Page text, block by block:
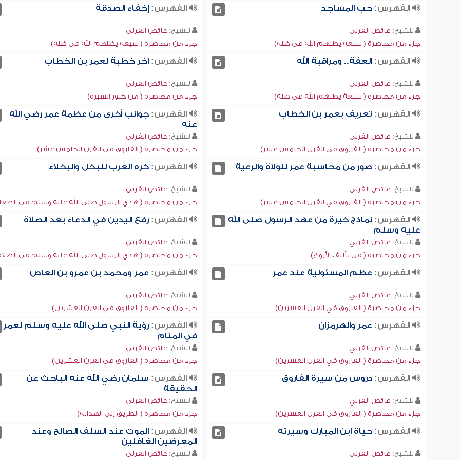
الفهرس:حب المساجد
للشيخ: عائض القرني
جزء من محاضرة ( سبعة يظلهم الله في ظله)
الفهرس: إخفاء الصدقة
للشيخ: عائض القرني
جزء من محاضرة ( سبعة يظلهم الله في ظله)
الفهرس:العفة.. ومراقبة الله
للشيخ: عائض القرني
جزء من محاضرة ( سبعة يظلهم الله في ظله)
الفهرس: آخر خطبة لعمر بن الخطاب
للشيخ: عائض القرني
جزء من محاضرة ( من كنوز السيرة)
الفهرس: تعريف بعمر بن الخطاب
للشيخ: عائض القرني
جزء من محاضرة ( الفاروق في القرن الخامس عشر)
الفهرس: جوانب أخرى من عظمة عمر رضي الله
عنه
للشيخ: عائض القرني
جزء من محاضرة ( الفاروق في القرن الخامس عشر)
الفهرس: صور من محاسبة عمر للولاة والرعية
للشيخ: عائض القرني
جزء من محاضرة ( الفاروق في القرن الخامس عشر)
الفهرس: كره العرب للبخل والبخلاء
للشيخ: عائض القرني
جزء من محاضرة ( هدي الرسول صلى الله عليه وسلم في
الفهرس:نماذج خيرة من عهد الرسول صلى الله
عليه وسلم
للشيخ: عائض القرني
جزء من محاضرة ( فن تأليف الأرواح)
الفهرس: رفع اليدين في الدعاء بعد الصلاة
للشيخ: عائض القرني
جزء من محاضرة ( هدي الرسول صلى الله عليه وسلم في
الفهرس: عظم المسئولية عند عمر
للشيخ: عائض القرني
جزء من محاضرة ( الفاروق في القرن العشرين)
الفهرس: عمر ومحمد بن عمرو بن العاص
للشيخ: عائض القرني
جزء من محاضرة ( الفاروق في القرن العشرين)
الفهرس: عمر والهرمزان
للشيخ: عائض القرني
جزء من محاضرة ( الفاروق في القرن العشرين)
الفهرس: رؤية النبي صلى الله عليه وسلم لعمر
في المنام
للشيخ: عائض القرني
جزء من محاضرة ( الفاروق في القرن العشرين)
الفهرس:دروس من سيرة الفاروق
للشيخ: عائض القرني
جزء من محاضرة ( الفاروق في القرن العشرين)
الفهرس: سلمان رضي الله عنه الباحث عن
الحقيقة
للشيخ: عائض القرني
جزء من محاضرة ( الطريق إلى الهداية)
الفهرس:حياة ابن المبارك وسيرته
للشيخ: عائض القرني
الفهرس: الموت عند السلف الصالح وعند
المعرضين الغافلين
للشيخ: عائض القرني